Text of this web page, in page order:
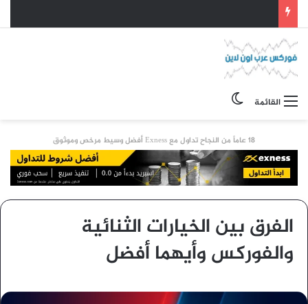
القائمة
18 عاماً من النجاح تداول مع Exness أفضل وسيط مرخص وموثوق
الفرق بين الخيارات الثنائية
والفوركس وأيهما أفضل